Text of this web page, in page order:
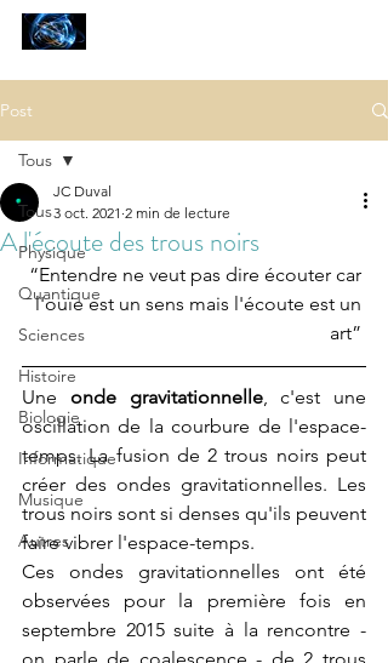
Post
Tous
Physique
Quantique
Sciences
Histoire
Biologie
Informatique
Musique
Autres
Tous
A l'écoute des trous noirs
JC Duval
3 oct. 2021 2 min de lecture
“Entendre ne veut pas dire écouter car
l'ouïe est un sens mais l'écoute est un
art”
Une onde gravitationnelle, c'est une
oscillation de la courbure de l'espace-
temps. La fusion de 2 trous noirs peut
créer des ondes gravitationnelles. Les
trous noirs sont si denses qu'ils peuvent
faire vibrer l'espace-temps.
Ces ondes gravitationnelles ont été
observées pour la première fois en
septembre 2015 suite à la rencontre -